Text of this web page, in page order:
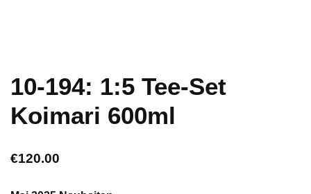
10-194: 1:5 Tee-Set
Koimari 600ml
€120.00